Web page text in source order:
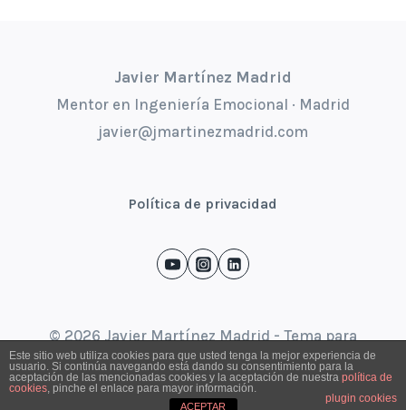
Javier Martínez Madrid
Mentor en Ingeniería Emocional · Madrid
javier@jmartinezmadrid.com
Política de privacidad
© 2026 Javier Martínez Madrid - Tema para
WordPress porKadence WP
Este sitio web utiliza cookies para que usted tenga la mejor experiencia de
usuario. Si continúa navegando está dando su consentimiento para la
aceptación de las mencionadas cookies y la aceptación de nuestra política de
cookies, pinche el enlace para mayor información.
plugin cookies
ACEPTAR